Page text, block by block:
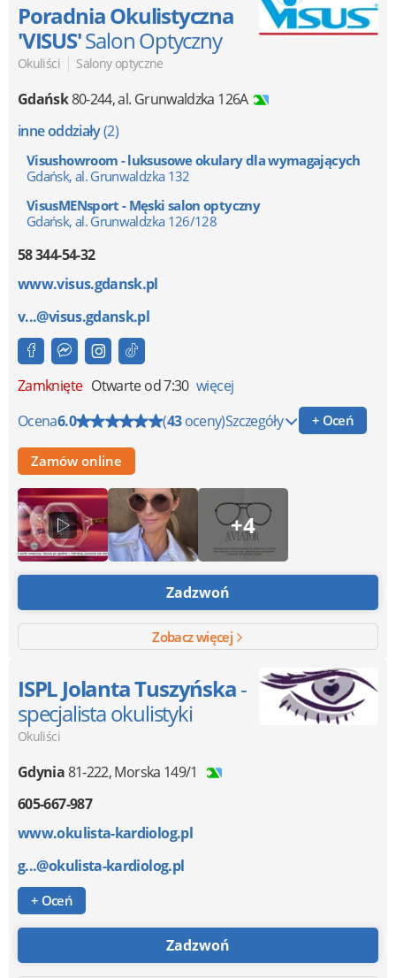
Poradnia Okulistyczna
'VISUS'Salon Optyczny
Okuliści | Salony optyczne
Gdańsk80-244,al. Grunwaldzka 126A
inne oddziały(2)
Visushowroom - luksusowe okulary dla wymagających
Gdańsk, al. Grunwaldzka 132
VisusMENsport - Męski salon optyczny
Gdańsk, al. Grunwaldzka 126/128
58 344-54-32
www.visus.gdansk.pl
v...@visus.gdansk.pl
Zamknięte Otwarte od 7:30 więcej
Ocena6.0 (43oceny)Szczegóły + Oceń
Zamów online
+4
Zadzwoń
Zobacz więcej
ISPL Jolanta Tuszyńska-
specjalista okulistyki
Okuliści
Gdynia81-222,Morska 149/1
605-667-987
www.okulista-kardiolog.pl
g...@okulista-kardiolog.pl
+ Oceń
Zadzwoń